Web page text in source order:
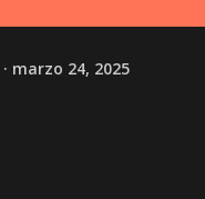
marzo 24, 2025